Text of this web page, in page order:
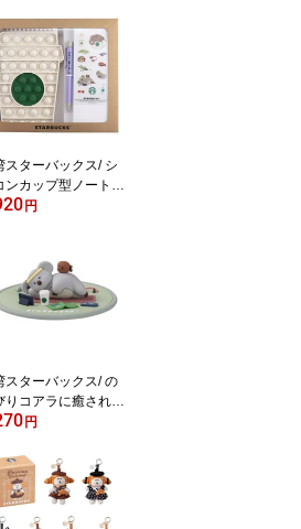
ーバックスコーヒー
星巴克 お
れ 財布 コインパー
インポーチ キャッ
檬 ふわふわ猫しっ
物入れ 小銭入れ 夏
スターバックス/ シ
ンカップ型ノートセ
ボールペン・ステッ
スコーヒー STARBU
星巴克 手帳 文房具
ト メモ帳 コレクシ
プチギフト メモノ
円
スターバックス/ の
りコアラに癒される
リコンカップリッド
バ 限定 スターバッ
コーヒー STARBUC
星巴克 おしゃれ 財布
ンケース キャット
円